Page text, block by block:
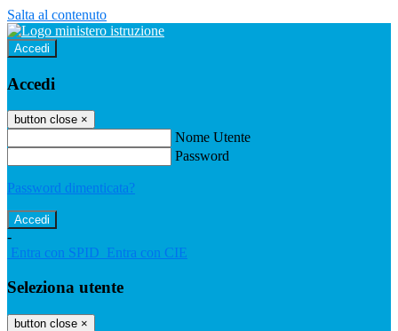
Salta al contenuto
Accedi
Accedi
button close ×
Nome Utente
Password
Password dimenticata?
-
Entra con SPID Entra con CIE
Seleziona utente
button close ×